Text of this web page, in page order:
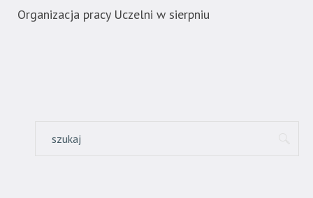
Organizacja pracy Uczelni w sierpniu